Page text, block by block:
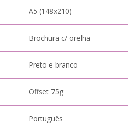
A5 (148x210)
Brochura c/ orelha
Preto e branco
Offset 75g
Português